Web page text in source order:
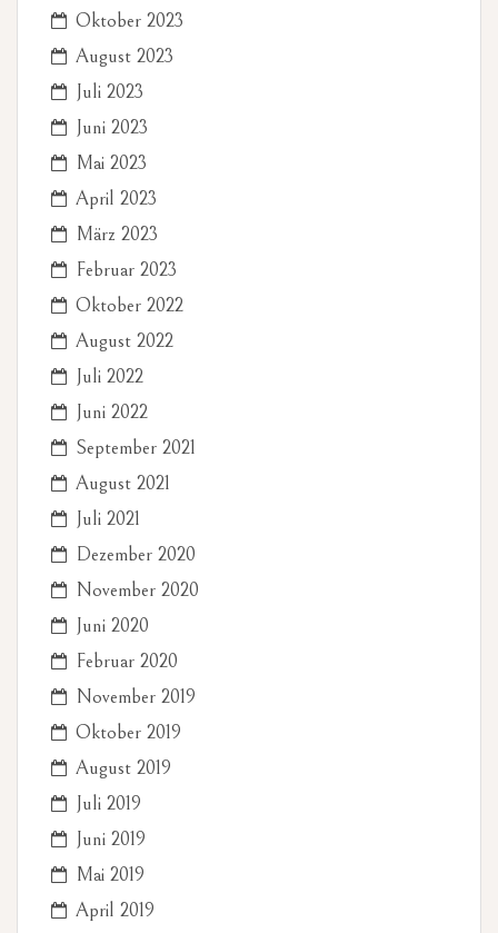
Oktober 2023
August 2023
Juli 2023
Juni 2023
Mai 2023
April 2023
März 2023
Februar 2023
Oktober 2022
August 2022
Juli 2022
Juni 2022
September 2021
August 2021
Juli 2021
Dezember 2020
November 2020
Juni 2020
Februar 2020
November 2019
Oktober 2019
August 2019
Juli 2019
Juni 2019
Mai 2019
April 2019